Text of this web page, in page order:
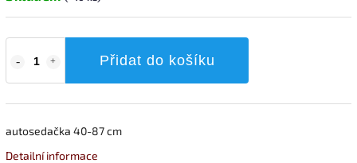
Přidat do košíku
autosedačka 40-87 cm
Detailní informace